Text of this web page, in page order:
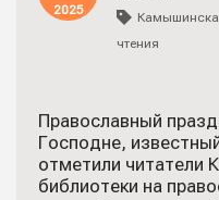
2025
чтения
Православный
Господне,
отметили читатели
библиотеки на